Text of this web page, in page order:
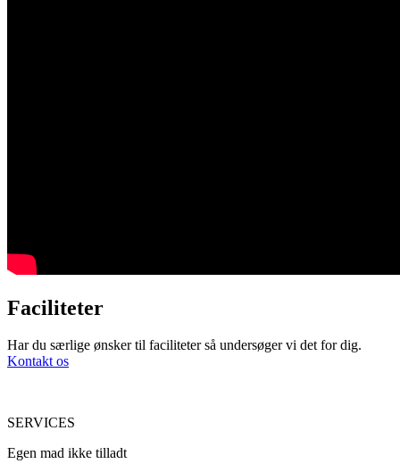
Faciliteter
Har du særlige ønsker til faciliteter så undersøger vi det for dig.
Kontakt os
SERVICES
Egen mad ikke tilladt